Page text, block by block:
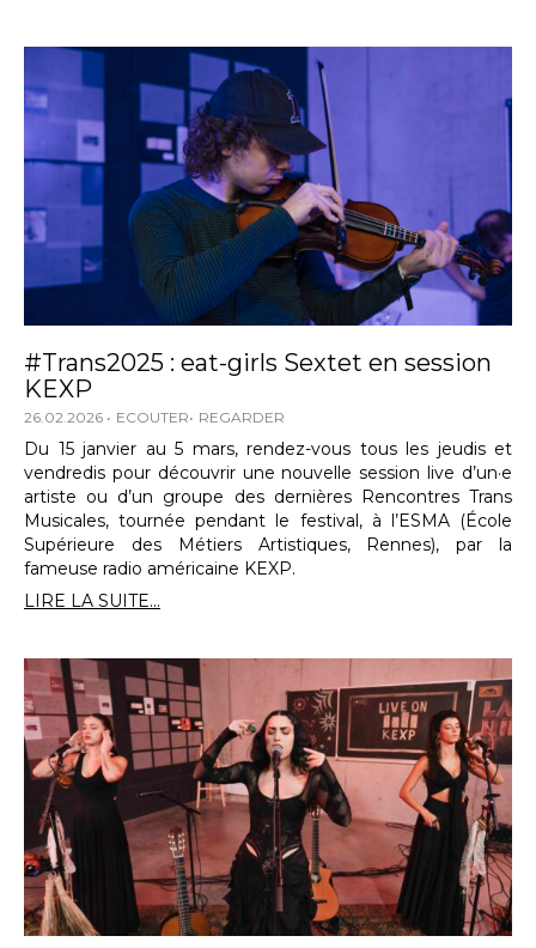
#Trans2025 : eat-girls Sextet en session
KEXP
26.02.2026 ECOUTER REGARDER
Du 15 janvier au 5 mars, rendez-vous tous les jeudis et
vendredis pour découvrir une nouvelle session live d’un·e
artiste ou d’un groupe des dernières Rencontres Trans
Musicales, tournée pendant le festival, à l’ESMA (École
Supérieure des Métiers Artistiques, Rennes), par la
fameuse radio américaine KEXP.
LIRE LA SUITE...